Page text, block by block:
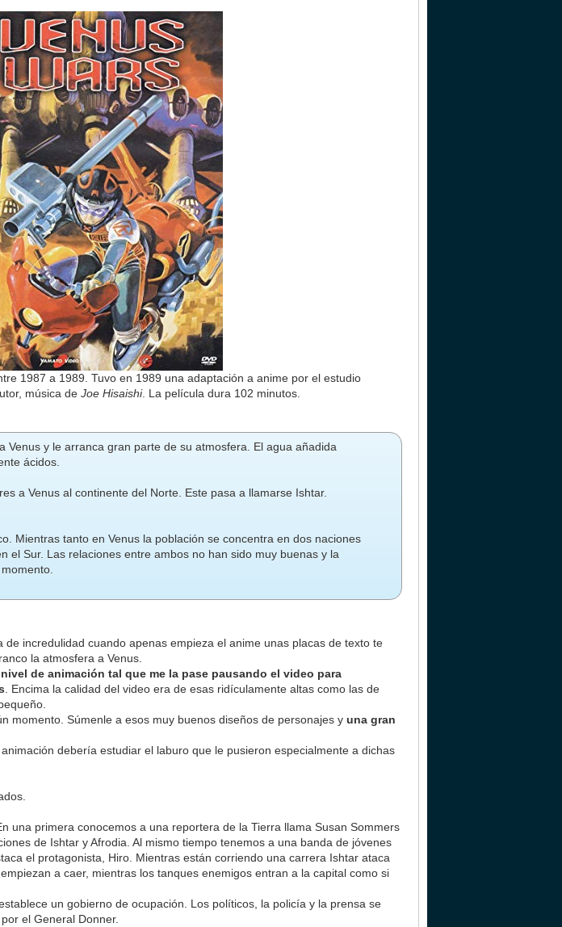
1987 a 1989. Tuvo en 1989 una adaptación a anime por el estudio
música deJoe Hisaishi. La película dura 102 minutos.
Venus y le arranca gran parte de su atmosfera. El agua añadida
ácidos.
a Venus al continente del Norte. Este pasa a llamarse Ishtar.
Mientras tanto en Venus la población se concentra en dos naciones
el Sur. Las relaciones entre ambos no han sido muy buenas y la
incredulidad cuando apenas empieza el anime unas placas de texto te
la atmosfera a Venus.
de animación tal que me la pase pausando el video para
. Encima la calidad del video era de esas ridículamente altas como las de
momento. Súmenle a esos muy buenos diseños de personajes yuna gran
debería estudiar el laburo que le pusieron especialmente a dichas
una primera conocemos a una reportera de la Tierra llama Susan Sommers
de Ishtar y Afrodia. Al mismo tiempo tenemos a una banda de jóvenes
el protagonista, Hiro. Mientras están corriendo una carrera Ishtar ataca
a caer, mientras los tanques enemigos entran a la capital como si
un gobierno de ocupación. Los políticos, la policía y la prensa se
el General Donner.